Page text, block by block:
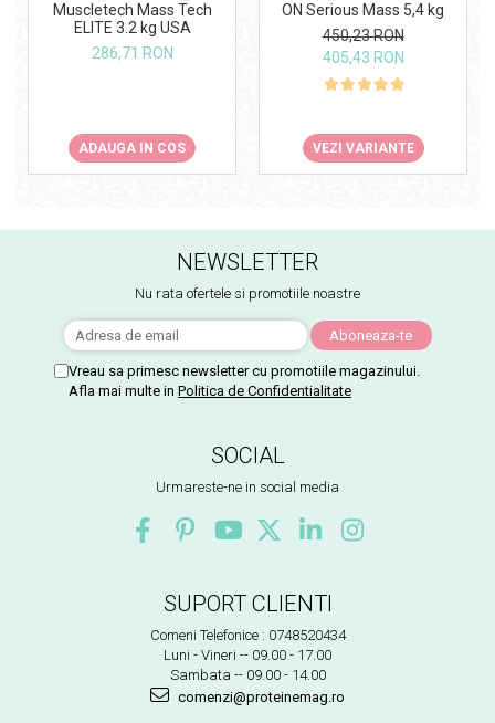
Muscletech Mass Tech
ELITE 3.2 kg USA
286,71 RON
ADAUGA IN COS
ON Serious Mass 5,4 kg
450,23 RON
405,43 RON
VEZI VARIANTE
NEWSLETTER
Nu rata ofertele si promotiile noastre
Vreau sa primesc newsletter cu promotiile magazinului.
Afla mai multe in Politica de Confidentialitate
SOCIAL
Urmareste-ne in social media
SUPORT CLIENTI
Comeni Telefonice : 0748520434
Luni - Vineri -- 09.00 - 17.00
Sambata -- 09.00 - 14.00
comenzi@proteinemag.ro